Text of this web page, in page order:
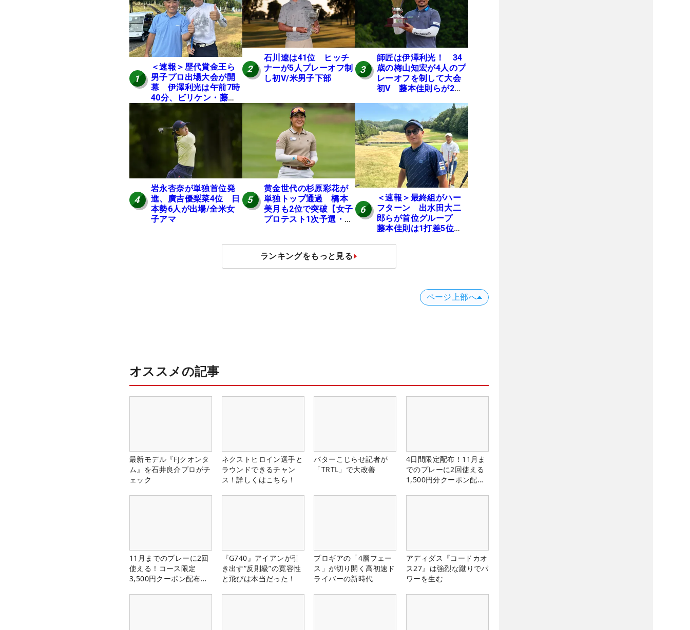
1
＜速報＞歴代賞金王ら
男子プロ出場大会が開
幕 伊澤利光は午前7時
40分、ビリケン・藤本
佳則は午前9時30分にテ
ィオフ【MAIN STAGE
JOYX OPEN】
2
石川遼は41位 ヒッチ
ナーが5人プレーオフ制
し初V/米男子下部
3
師匠は伊澤利光！ 34
歳の梅山知宏が4人のプ
レーオフを制して大会
初V 藤本佳則らが2位
OPEN】
4
岩永杏奈が単独首位発
進、廣吉優梨菜4位 日
本勢6人が出場/全米女
子アマ
5
黄金世代の杉原彩花が
単独トップ通過 橋本
美月も2位で突破【女子
プロテスト1次予選・E
6
＜速報＞最終組がハー
フターン 出水田大二
郎らが首位グループ
藤本佳則は1打差5位
ランキングをもっと見る
ページ上部へ
オススメの記事
最新モデル『FJクオンタ
ム』を石井良介プロがチ
ェック
ネクストヒロイン選手と
ラウンドできるチャン
ス！詳しくはこちら！
パターこじらせ記者が
「TRTL」で大改善
4日間限定配布！11月ま
でのプレーに2回使える
1,500円分クーポン配布
11月までのプレーに2回
使える！コース限定
3,500円クーポン配布
『G740』アイアンが引
き出す“反則級”の寛容性
と飛びは本当だった！
プロギアの「4層フェー
ス」が切り開く高初速ド
ライバーの新時代
アディダス『コードカオ
ス27』は強烈な蹴りでパ
ワーを生む